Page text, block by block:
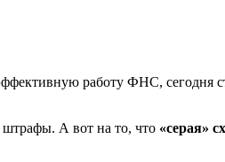
работу ФНС, сегодня
штрафы. А вот на то, что «серая»